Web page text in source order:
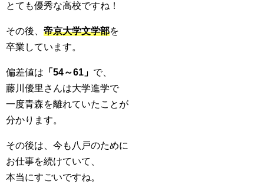
とても優秀な高校ですね！
その後、 帝京大学文学部を
卒業しています。
偏差値は 「54～61」 で、
藤川優里さんは大学進学で
一度青森を離れていたことが
分かります。
その後は、今も八戸のために
お仕事を続けていて、
本当にすごいですね。